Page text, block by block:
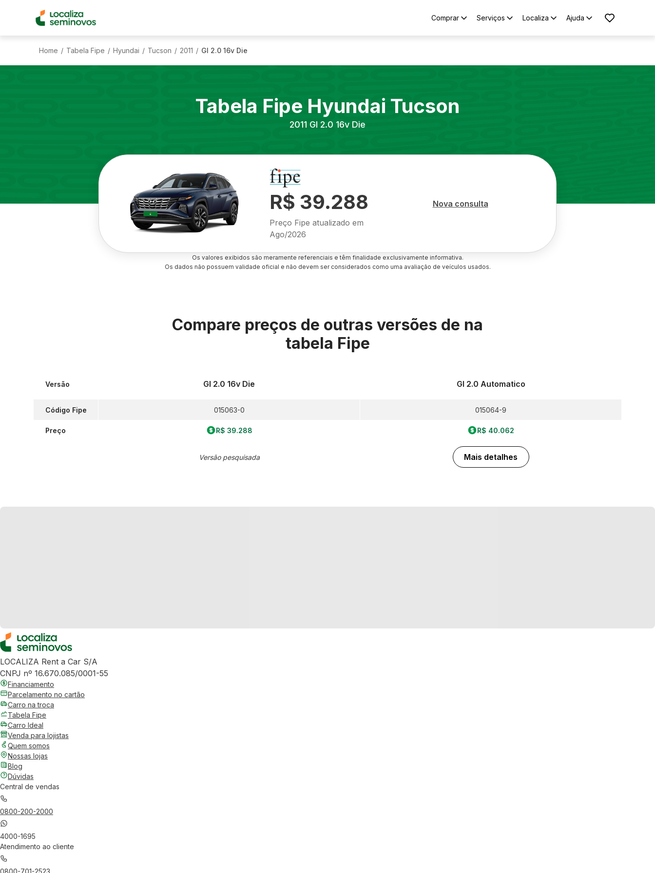
Comprar Serviços Localiza Ajuda
Home / Tabela Fipe / Hyundai / Tucson / 2011 / Gl 2.0 16v Die
Tabela Fipe Hyundai Tucson
2011 Gl 2.0 16v Die
R$ 39.288
Preço Fipe atualizado em
Ago/2026
Nova consulta
Os valores exibidos são meramente referenciais e têm finalidade exclusivamente informativa.
Os dados não possuem validade oficial e não devem ser considerados como uma avaliação de veículos usados.
Compare preços de outras versões de na
tabela Fipe
Versão
Código Fipe
Preço
Gl 2.0 16v Die
015063-0
R$ 39.288
Versão pesquisada
Gl 2.0 Automatico
015064-9
R$ 40.062
Mais detalhes
LOCALIZA Rent a Car S/A
CNPJ nº 16.670.085/0001-55
Financiamento
Parcelamento no cartão
Carro na troca
Tabela Fipe
Carro Ideal
Venda para lojistas
Quem somos
Nossas lojas
Blog
Dúvidas
Central de vendas
0800-200-2000
4000-1695
Atendimento ao cliente
0800-701-2523